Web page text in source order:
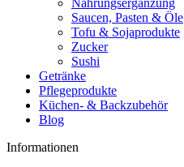
Nahrungsergänzung
Saucen, Pasten & Öle
Tofu & Sojaprodukte
Zucker
Sushi
Getränke
Pflegeprodukte
Küchen- & Backzubehör
Blog
Informationen